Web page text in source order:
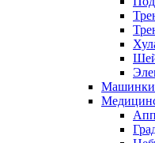
Машинки